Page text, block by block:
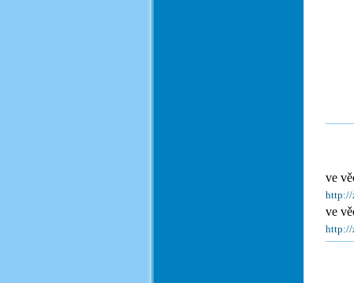
ve
http://
ve
http://